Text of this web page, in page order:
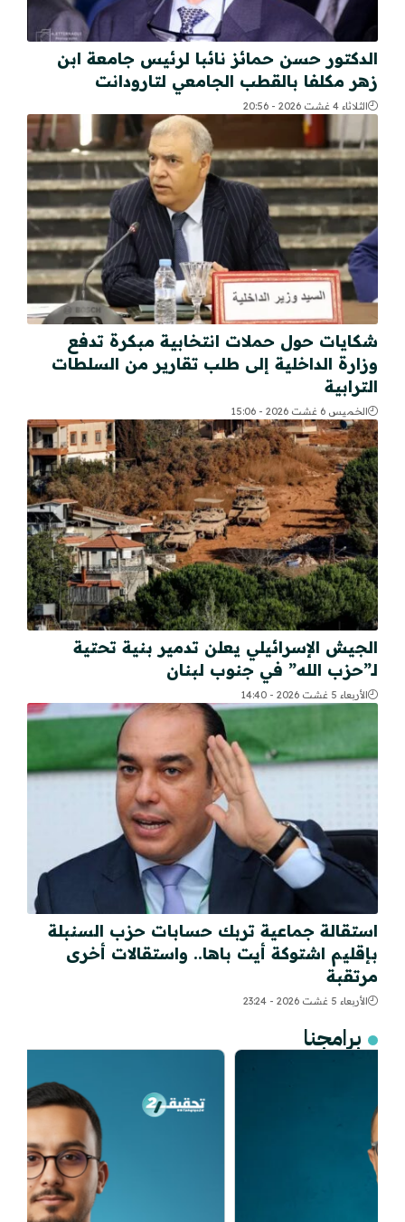
الدكتور حسن حمائز نائبا لرئيس جامعة ابن
زهر مكلفا بالقطب الجامعي لتارودانت
الثلاثاء 4 غشت 2026 - 20:56
شكايات حول حملات انتخابية مبكرة تدفع
وزارة الداخلية إلى طلب تقارير من السلطات
الترابية
الخميس 6 غشت 2026 - 15:06
الجيش الإسرائيلي يعلن تدمير بنية تحتية
لـ”حزب الله” في جنوب لبنان
الأربعاء 5 غشت 2026 - 14:40
استقالة جماعية تربك حسابات حزب السنبلة
بإقليم اشتوكة أيت باها.. واستقالات أخرى
مرتقبة
الأربعاء 5 غشت 2026 - 23:24
برامجنا